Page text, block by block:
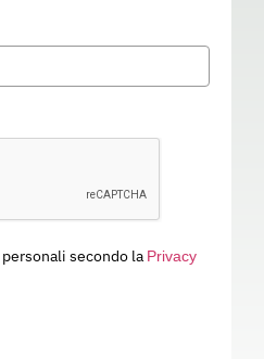
secondo la Privacy